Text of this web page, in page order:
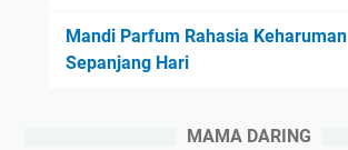
Mandi Parfum Rahasia Keharuman
Sepanjang Hari
MAMA DARING